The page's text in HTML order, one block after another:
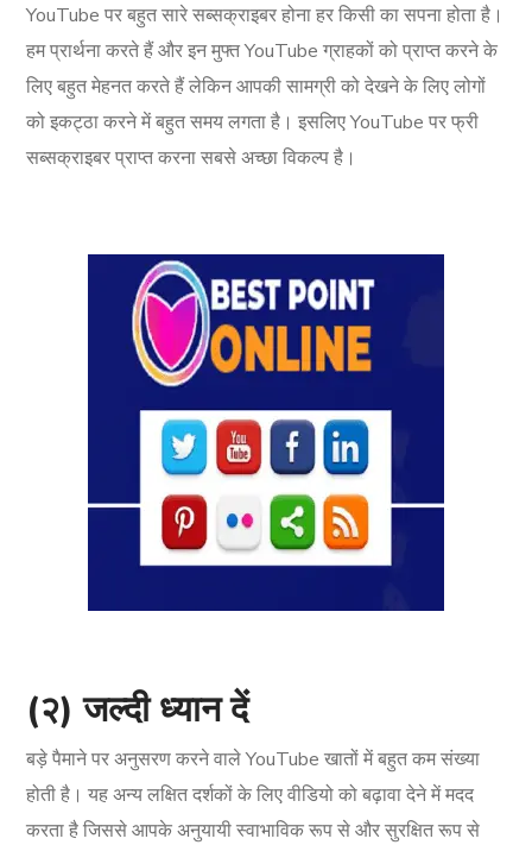
YouTube पर बहुत सारे सब्सक्राइबर होना हर किसी का सपना होता है।
हम प्रार्थना करते हैं और इन मुफ्त YouTube ग्राहकों को प्राप्त करने के
लिए बहुत मेहनत करते हैं लेकिन आपकी सामग्री को देखने के लिए लोगों
को इकट्ठा करने में बहुत समय लगता है। इसलिए YouTube पर फ्री
सब्सक्राइबर प्राप्त करना सबसे अच्छा विकल्प है।
(२) जल्दी ध्यान दें
बड़े पैमाने पर अनुसरण करने वाले YouTube खातों में बहुत कम संख्या
होती है। यह अन्य लक्षित दर्शकों के लिए वीडियो को बढ़ावा देने में मदद
करता है जिससे आपके अनुयायी स्वाभाविक रूप से और सुरक्षित रूप से